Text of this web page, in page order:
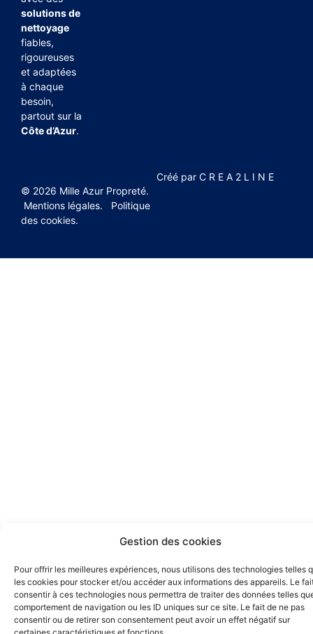
Gestion des cookies
Pour offrir les meilleures expériences, nous utilisons des technologies telles
les cookies pour stocker et/ou accéder aux informations des appareils. Le
consentir à ces technologies nous permettra de traiter des données telles
comportement de navigation ou les ID uniques sur ce site. Le fait de ne pas
consentir ou de retirer son consentement peut avoir un effet négatif sur
solutions de
nettoyage
fiables,
rigoureuses
et adaptées
à chaque
besoin,
partout sur la
Côte d’Azur.
© 2026 Mille Azur Propreté.
Mentions légales. Politique
des cookies.
Créé par C R E A 2 L I N E